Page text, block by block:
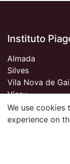
Instituto
Almada
Silves
Vila Nova de
Viseu
Somos um
We use cookies
experience on